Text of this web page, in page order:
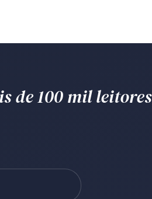
de 100 mil leitores